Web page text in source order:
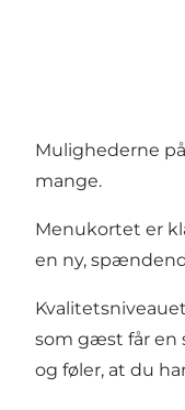
Mulighederne
mange.
Menukortet er
en ny,
som gæst får en
og føler, at du